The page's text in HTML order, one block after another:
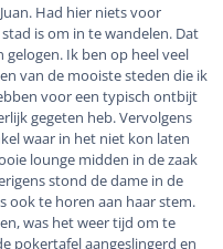
Had hier niets voor
is om in te wandelen. Dat
gelogen. Ik ben op heel veel
van de mooiste steden die ik
voor een typisch ontbijt
gegeten heb. Vervolgens
waar in het niet kon laten
lounge midden in de zaak
stond de dame in de
ook te horen aan haar stem.
was het weer tijd om te
pokertafel aangeslingerd en